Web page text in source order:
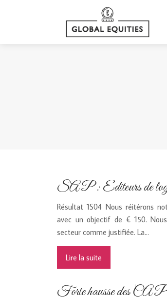
SAP : Editeurs de
Résultat 1S04 Nous réitérons
avec un objectif de € 150.
secteur comme justifiée. La…
Lire la suite
Forte hausse des